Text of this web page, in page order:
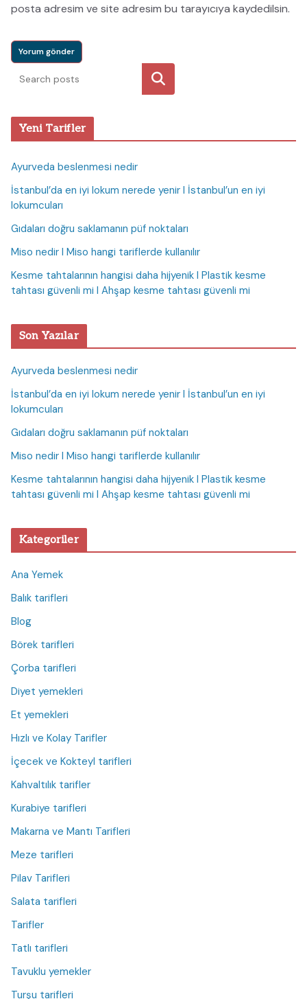
posta adresim ve site adresim bu tarayıcıya kaydedilsin.
Ara
Yeni Tarifler
Ayurveda beslenmesi nedir
İstanbul’da en iyi lokum nerede yenir I İstanbul’un en iyi
lokumcuları
Gıdaları doğru saklamanın püf noktaları
Miso nedir I Miso hangi tariflerde kullanılır
Kesme tahtalarının hangisi daha hijyenik I Plastik kesme
tahtası güvenli mi I Ahşap kesme tahtası güvenli mi
Son Yazılar
Ayurveda beslenmesi nedir
İstanbul’da en iyi lokum nerede yenir I İstanbul’un en iyi
lokumcuları
Gıdaları doğru saklamanın püf noktaları
Miso nedir I Miso hangi tariflerde kullanılır
Kesme tahtalarının hangisi daha hijyenik I Plastik kesme
tahtası güvenli mi I Ahşap kesme tahtası güvenli mi
Kategoriler
Ana Yemek
Balık tarifleri
Blog
Börek tarifleri
Çorba tarifleri
Diyet yemekleri
Et yemekleri
Hızlı ve Kolay Tarifler
İçecek ve Kokteyl tarifleri
Kahvaltılık tarifler
Kurabiye tarifleri
Makarna ve Mantı Tarifleri
Meze tarifleri
Pilav Tarifleri
Salata tarifleri
Tarifler
Tatlı tarifleri
Tavuklu yemekler
Turşu tarifleri